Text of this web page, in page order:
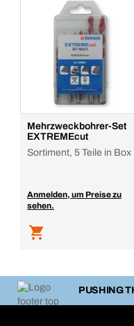
Mehrzweckbohrer-Set
EXTREMEcut
Sortiment, 5 Teile in Box
Anmelden, um Preise zu
sehen.
PUSHING